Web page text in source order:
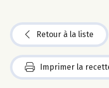
Retour à la liste
Imprimer la